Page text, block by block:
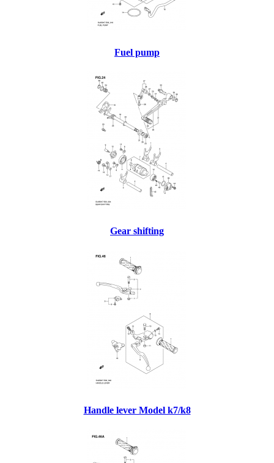
Fuel pump
Gear shifting
Handle lever Model k7/k8